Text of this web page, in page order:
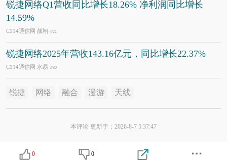
锐捷网络Q1营收同比增长18.26% 净利润同比增长
14.59%
C114通信网 颜翊 4/21
锐捷网络2025年营收143.16亿元，同比增长22.37%
C114通信网 水易 3/30
锐捷 网络 融合 漫游 天线
本评论 更新于：2026-8-7 5:37:47
0 0